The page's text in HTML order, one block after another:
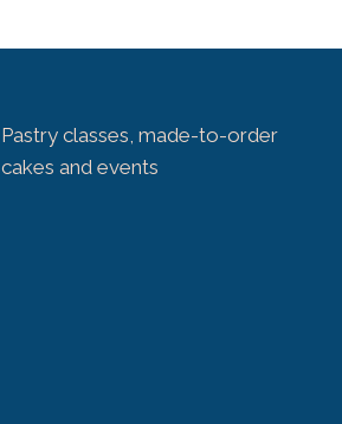
Pastry classes, made-to-order
cakes and events